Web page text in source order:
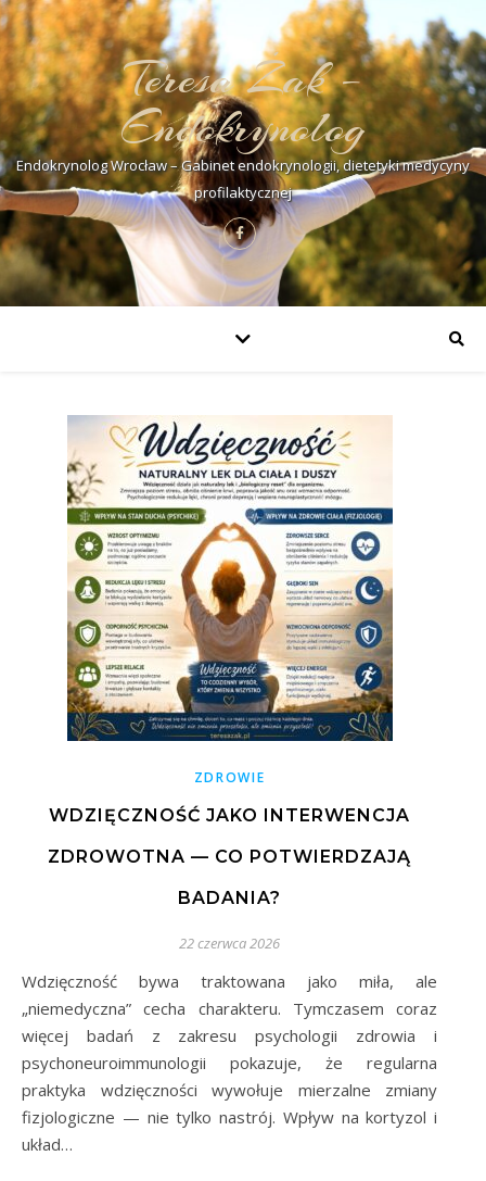
Teresa Żak –
Endokrynolog
Endokrynolog Wrocław – Gabinet endokrynologii, dietetyki medycyny
profilaktycznej
ZDROWIE
WDZIĘCZNOŚĆ JAKO INTERWENCJA
ZDROWOTNA — CO POTWIERDZAJĄ
BADANIA?
22 czerwca 2026
Wdzięczność bywa traktowana jako miła, ale
„niemedyczna” cecha charakteru. Tymczasem coraz
więcej badań z zakresu psychologii zdrowia i
psychoneuroimmunologii pokazuje, że regularna
praktyka wdzięczności wywołuje mierzalne zmiany
fizjologiczne — nie tylko nastrój. Wpływ na kortyzol i
układ…